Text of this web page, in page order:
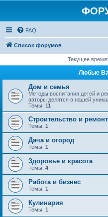
FAQ
Список форумов
Текущее
Любые
Дом и семья
Методы воспитания детей и
авторы делятся в нашей
Темы: 11
Строительство и ремонт
Темы: 1
Дача и огород
Темы: 1
Здоровье и красота
Темы: 4
Работа и бизнес
Темы: 1
Кулинария
Темы: 1